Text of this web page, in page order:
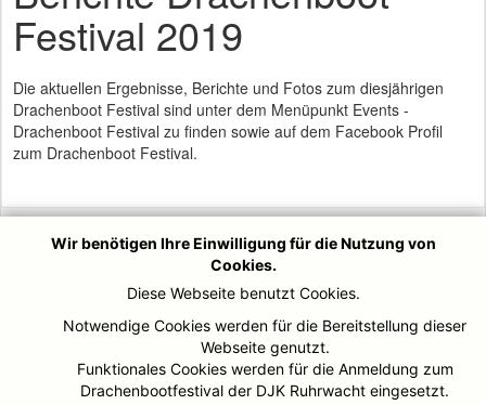
Festival 2019
Die aktuellen Ergebnisse, Berichte und Fotos zum diesjährigen
Drachenboot Festival sind unter dem Menüpunkt Events -
Drachenboot Festival zu finden sowie auf dem Facebook Profil
zum Drachenboot Festival.
© DJK-Ruhrwacht 2026 Impressum
Wir benötigen Ihre Einwilligung für die Nutzung von
Cookies.
Diese Webseite benutzt Cookies.
Notwendige Cookies werden für die Bereitstellung dieser
Webseite genutzt.
Funktionales Cookies werden für die Anmeldung zum
Drachenbootfestival der DJK Ruhrwacht eingesetzt.